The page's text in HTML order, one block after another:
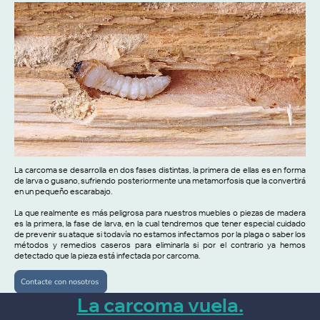
La carcoma se desarrolla en dos fases distintas, la primera de ellas es en forma
de larva o gusano, sufriendo posteriormente una metamorfosis que la convertirá
en un pequeño escarabajo.
La que realmente es más peligrosa para nuestros muebles o piezas de madera
es la primera, la fase de larva, en la cual tendremos que tener especial cuidado
de prevenir su ataque si todavía no estamos infectamos por la plaga o saber los
métodos y remedios caseros para eliminarla si por el contrario ya hemos
detectado que la pieza está infectada por carcoma.
Contacte con nosotros
La carcoma vuela.